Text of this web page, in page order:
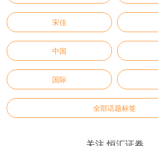
宋佳
中国
国际
全部话题标签